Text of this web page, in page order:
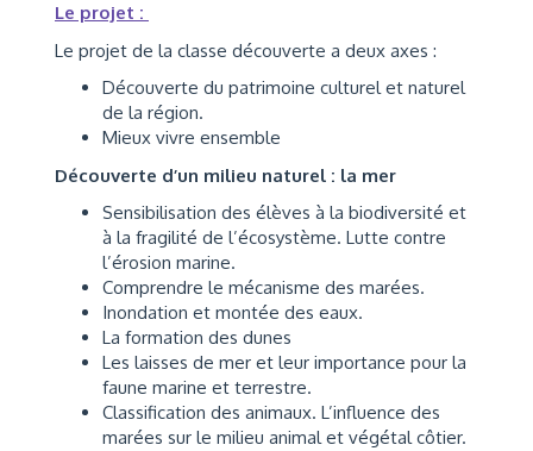
Le projet :
Le projet de la classe découverte a deux axes :
Découverte du patrimoine culturel et naturel
de la région.
Mieux vivre ensemble
Découverte d’un milieu naturel : la mer
Sensibilisation des élèves à la biodiversité et
à la fragilité de l’écosystème. Lutte contre
l’érosion marine.
Comprendre le mécanisme des marées.
Inondation et montée des eaux.
La formation des dunes
Les laisses de mer et leur importance pour la
faune marine et terrestre.
Classification des animaux. L’influence des
marées sur le milieu animal et végétal côtier.